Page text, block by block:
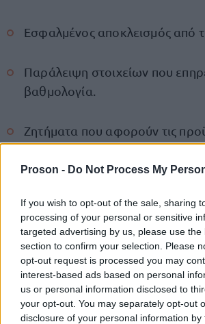
Proson - Do Not Process My
If you wish to opt-out of the sale, sharing
processing of your personal or sensitive
targeted advertising by us, please use the
section to confirm your selection. Please
opt-out request is processed you may
interest-based ads based on personal
us or personal information disclosed to
your opt-out. You may separately opt-out
disclosure of your personal information
Εσφαλμένος αποκλεισμός από
Παράλειψη στοιχείων που
βαθμολογία.
Ζητήματα που αφορούν τις
Γιατί η προθεσμία είναι
σημαντική
Το πρόγραμμα Κοινωνικού
τους συνταξιούχους του πρώην
25.000 επιταγές κοινωνικού